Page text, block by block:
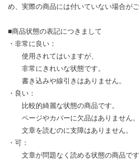
め、実際の商品には付いていない場合がご
■商品状態の表記につきまして
・非常に良い：
使用されてはいますが、
非常にきれいな状態です。
書き込みや線引きはありません。
・良い：
比較的綺麗な状態の商品です。
ページやカバーに欠品はありません。
文章を読むのに支障はありません。
・可：
文章が問題なく読める状態の商品です